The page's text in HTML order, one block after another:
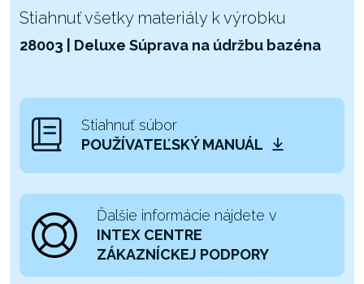
Stiahnuť všetky materiály k výrobku
28003 | Deluxe Súprava na údržbu bazéna
Stiahnuť súbor
POUŽÍVATEĽSKÝ MANUÁL
Ďalšie informácie nájdete v
INTEX CENTRE
ZÁKAZNÍCKEJ PODPORY